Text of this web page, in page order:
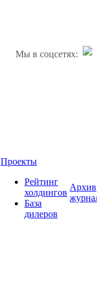
Мы в соцсетях:
Проекты
Рейтинг
холдингов
База
дилеров
Архив